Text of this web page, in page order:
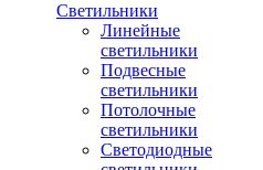
Светильники
Линейные
светильники
Подвесные
светильники
Потолочные
светильники
Светодиодные